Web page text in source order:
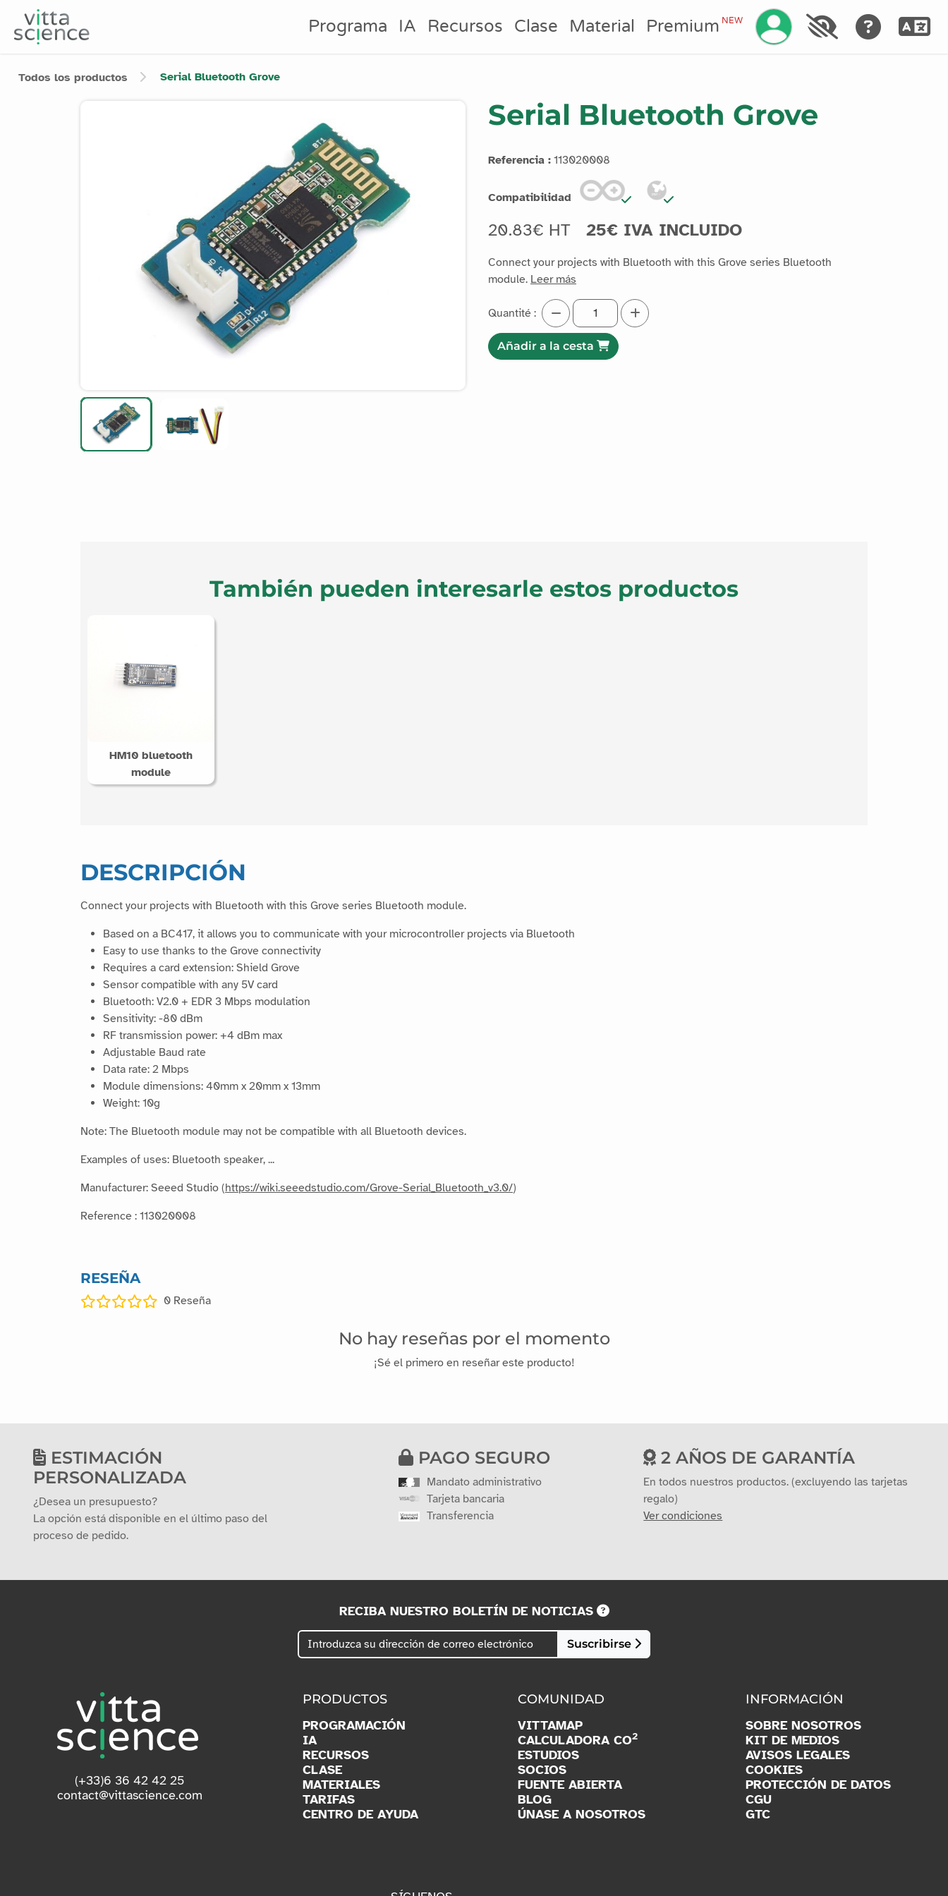
Programa IA Recursos Clase Material PremiumNEW Gestionar su cuenta
Todos los productos Serial Bluetooth Grove
Serial Bluetooth Grove
Referencia : 113020008
Compatibilidad
20.83€ HT 25€ IVA INCLUIDO
Connect your projects with Bluetooth with this Grove series Bluetooth
module. Leer más
Quantité :
Añadir a la cesta
También pueden interesarle estos productos
HM10 bluetooth
module
DESCRIPCIÓN
Connect your projects with Bluetooth with this Grove series Bluetooth module.
Based on a BC417, it allows you to communicate with your microcontroller projects via Bluetooth
Easy to use thanks to the Grove connectivity
Requires a card extension: Shield Grove
Sensor compatible with any 5V card
Bluetooth: V2.0 + EDR 3 Mbps modulation
Sensitivity: -80 dBm
RF transmission power: +4 dBm max
Adjustable Baud rate
Data rate: 2 Mbps
Module dimensions: 40mm x 20mm x 13mm
Weight: 10g
Note: The Bluetooth module may not be compatible with all Bluetooth devices.
Examples of uses: Bluetooth speaker, ...
Manufacturer: Seeed Studio (https://wiki.seeedstudio.com/Grove-Serial_Bluetooth_v3.0/)
Reference : 113020008
RESEÑA
0 Reseña
No hay reseñas por el momento
¡Sé el primero en reseñar este producto!
ESTIMACIÓN
PERSONALIZADA
¿Desea un presupuesto?
La opción está disponible en el último paso del
proceso de pedido.
PAGO SEGURO
Mandato administrativo
Tarjeta bancaria
Transferencia
2 AÑOS DE GARANTÍA
En todos nuestros productos. (excluyendo las tarjetas
regalo)
Ver condiciones
RECIBA NUESTRO BOLETÍN DE NOTICIAS
Suscribirse
(+33)6 36 42 42 25
contact@vittascience.com
PRODUCTOS
PROGRAMACIÓN
IA
RECURSOS
CLASE
MATERIALES
TARIFAS
CENTRO DE AYUDA
COMUNIDAD
VITTAMAP
CALCULADORA CO2
ESTUDIOS
SOCIOS
FUENTE ABIERTA
BLOG
ÚNASE A NOSOTROS
INFORMACIÓN
SOBRE NOSOTROS
KIT DE MEDIOS
AVISOS LEGALES
COOKIES
PROTECCIÓN DE DATOS
CGU
GTC